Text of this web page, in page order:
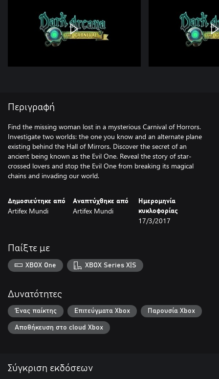
Περιγραφή
Find the missing woman lost in a mysterious Carnival of Horrors.
Investigate two worlds: the one you know and an alternate plane
existing behind the Hall of Mirrors. Discover the secret of an
ancient being known as the Evil One. Reveal the story of star-
crossed lovers and stop the Evil One from breaking its magical
chains and invading our world.
Δημοσιεύτηκε από
Artifex Mundi
Αναπτύχθηκε από
Artifex Mundi
Ημερομηνία
κυκλοφορίας
17/3/2017
Παίξτε με
XBOX One XBOX Series X|S
Δυνατότητες
Ένας παίκτης Επιτεύγματα Xbox Παρουσία Xbox
Αποθήκευση στο cloud Xbox
Σύγκριση εκδόσεων